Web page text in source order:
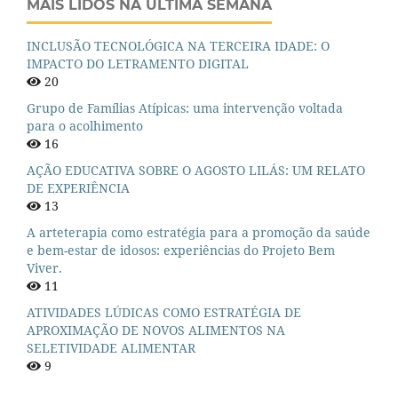
MAIS LIDOS NA ÚLTIMA SEMANA
INCLUSÃO TECNOLÓGICA NA TERCEIRA IDADE: O
IMPACTO DO LETRAMENTO DIGITAL
20
Grupo de Famílias Atípicas: uma intervenção voltada
para o acolhimento
16
AÇÃO EDUCATIVA SOBRE O AGOSTO LILÁS: UM RELATO
DE EXPERIÊNCIA
13
A arteterapia como estratégia para a promoção da saúde
e bem-estar de idosos: experiências do Projeto Bem
Viver.
11
ATIVIDADES LÚDICAS COMO ESTRATÉGIA DE
APROXIMAÇÃO DE NOVOS ALIMENTOS NA
SELETIVIDADE ALIMENTAR
9